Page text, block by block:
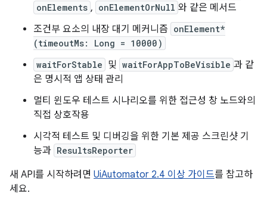
onElements , onElementOrNull 와 같은 메서드
조건부 요소의 내장 대기 메커니즘 onElement*
(timeoutMs: Long = 10000)
waitForStable 및 waitForAppToBeVisible 과 같
은 명시적 앱 상태 관리
멀티 윈도우 테스트 시나리오를 위한 접근성 창 노드와의
직접 상호작용
시각적 테스트 및 디버깅을 위한 기본 제공 스크린샷 기
능과 ResultsReporter
새 API를 시작하려면 UiAutomator 2.4 이상 가이드를 참고하
세요.